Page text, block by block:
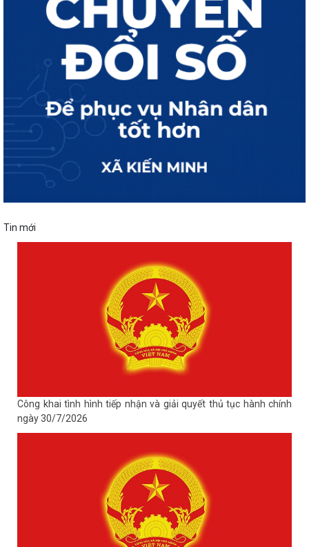
Tin mới
Công khai tình hình tiếp nhận và giải quyết thủ tục hành chính
ngày 30/7/2026